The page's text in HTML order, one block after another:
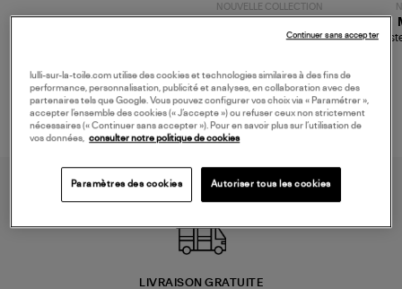
NOUVELLE COLLECTION
Mocassins Killian Sport
LIVRAISON GRATUITE
lulli-sur-la-toile.com utilise des cookies et technologies similaires à des fins de
performance, personnalisation, publicité et analyses, en collaboration avec des
partenaires tels que Google. Vous pouvez configurer vos choix via « Paramétrer »,
accepter l’ensemble des cookies (« J’accepte ») ou refuser ceux non strictement
nécessaires (« Continuer sans accepter »). Pour en savoir plus sur l’utilisation de
vos données, consulter notre politique de cookies
Paramètres des cookies Autoriser tous les cookies
Continuer sans accepter